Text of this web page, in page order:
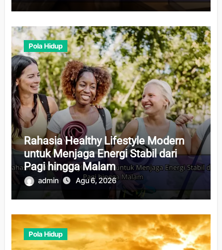
Pola Hidup
Rahasia Healthy Lifestyle Modern
untuk Menjaga Energi Stabil dari
Pagi hingga Malam
admin Agu 6, 2026
Pola Hidup